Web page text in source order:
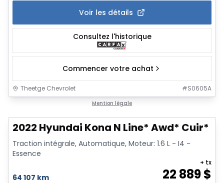
Voir les détails
Consultez l'historique
Commencer votre achat
Theetge Chevrolet #S0605A
Mention légale
2022 Hyundai Kona N Line* Awd* Cuir*
Traction intégrale, Automatique, Moteur: 1.6 L - I4 -
Essence
64 107 km 22 889$
+ tx